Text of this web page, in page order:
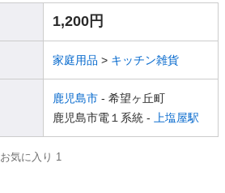
1,200円
家庭用品 > キッチン雑貨
鹿児島市 - 希望ヶ丘町
鹿児島市電１系統 -
上塩屋駅
お気に入り 1